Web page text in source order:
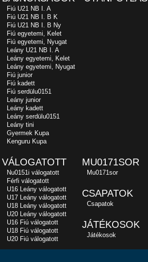
Fiú U21 NB I. A
Fiú U21 NB I. B K
Fiú U21 NB I. B Ny
Fiú egyetemi, Kelet
Fiú egyetemi, Nyugat
Leány U21 NB I. A
Leány egyetemi, Kelet
Leány egyetemi, Nyugat
Fiú junior
Fiú kadett
Fiú serdülu0151
Leány junior
Leány kadett
Leány serdülu0151
Leány tini
Gyermek Kupa
Kenguru Kupa
VÁLOGATOTT
Nu0151i válogatott
Férfi válogatott
U16 Leány válogatott
U17 Leány válogatott
U18 Leány válogatott
U20 Leány válogatott
U16 Fiú válogatott
U18 Fiú válogatott
U20 Fiú válogatott
MU0171SOR
Mu0171sor
CSAPATOK
Csapatok
JÁTÉKOSOK
Játékosok